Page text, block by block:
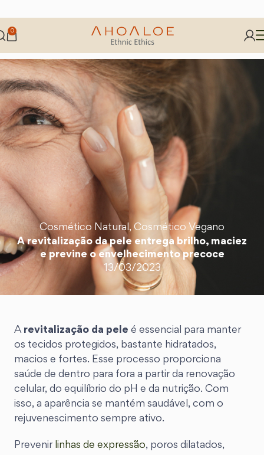
0
Cosmético Natural , Cosmético Vegano
A revitalização da pele entrega brilho, maciez
e previne o envelhecimento precoce
13/03/2023
A revitalização da pele é essencial para manter
os tecidos protegidos, bastante hidratados,
macios e fortes. Esse processo proporciona
saúde de dentro para fora a partir da renovação
celular, do equilíbrio do pH e da nutrição. Com
isso, a aparência se mantém saudável, com o
rejuvenescimento sempre ativo.
Prevenir linhas de expressão, poros dilatados,